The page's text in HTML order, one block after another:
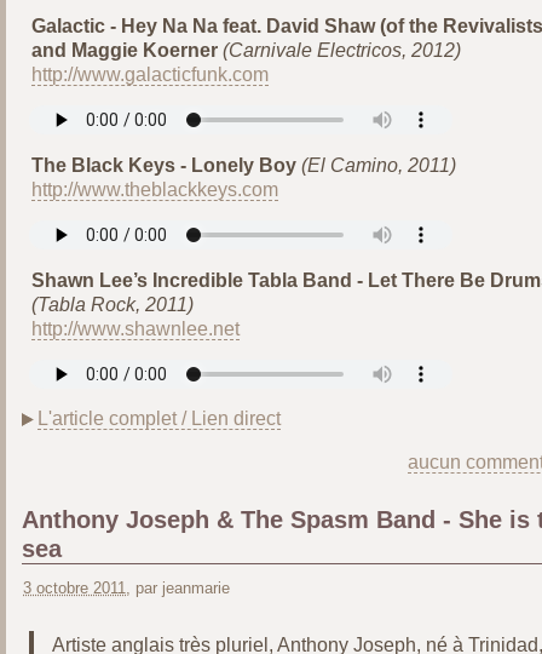
Galactic - Hey Na Na feat. David Shaw (of the
and Maggie Koerner (Carnivale Electricos, 2012)
http://www.galacticfunk.com
The Black Keys - Lonely Boy (El Camino, 2011)
http://www.theblackkeys.com
Shawn Lee’s Incredible Tabla Band - Let There Be
(Tabla Rock, 2011)
http://www.shawnlee.net
L'article complet / Lien direct
aucun
Anthony Joseph & The Spasm Band - She is
sea
3 octobre 2011 , par jeanmarie
Artiste anglais très pluriel, Anthony Joseph, né à